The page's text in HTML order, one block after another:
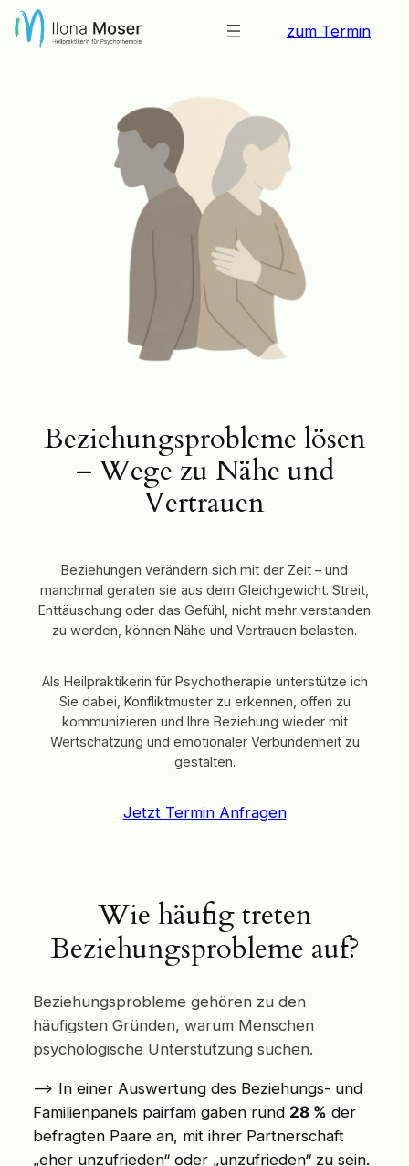
Zum
Inhalt
zum Termin
Beziehungsprobleme lösen
– Wege zu Nähe und
Vertrauen
Beziehungen verändern sich mit der Zeit – und
manchmal geraten sie aus dem Gleichgewicht. Streit,
Enttäuschung oder das Gefühl, nicht mehr verstanden
zu werden, können Nähe und Vertrauen belasten.
Als Heilpraktikerin für Psychotherapie unterstütze ich
Sie dabei, Konfliktmuster zu erkennen, offen zu
kommunizieren und Ihre Beziehung wieder mit
Wertschätzung und emotionaler Verbundenheit zu
gestalten.
Jetzt Termin Anfragen
Wie häufig treten
Beziehungsprobleme auf?
Beziehungsprobleme gehören zu den
häufigsten Gründen, warum Menschen
psychologische Unterstützung suchen.
–> In einer Auswertung des Beziehungs- und
Familienpanels pairfam gaben rund 28 % der
befragten Paare an, mit ihrer Partnerschaft
„eher unzufrieden“ oder „unzufrieden“ zu sein.